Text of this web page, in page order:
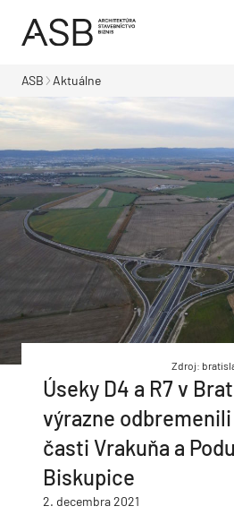
ASB Aktuálne
Zdroj:
Úseky D4 a R7 v
výrazne
časti Vrakuňa a
Biskupice
2. decembra 2021